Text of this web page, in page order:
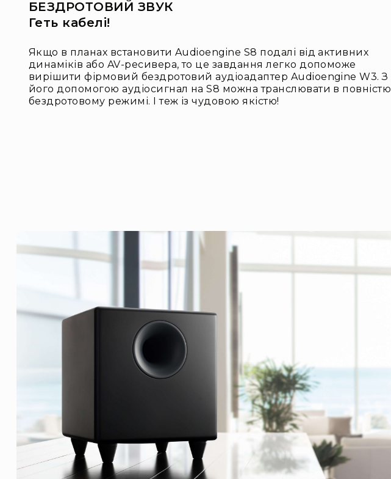
БЕЗДРОТОВИЙ ЗВУК
Геть кабелі!
Якщо в планах встановити Audioengine S8 подалі від активних
динаміків або AV-ресивера, то це завдання легко допоможе
вирішити фірмовий бездротовий аудіоадаптер Audioengine W3. З
його допомогою аудіосигнал на S8 можна транслювати в повністю
бездротовому режимі. І теж із чудовою якістю!